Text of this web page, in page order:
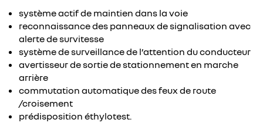
système actif de maintien dans la voie​
reconnaissance des panneaux de signalisation avec
alerte de survitesse​
système de surveillance de l’attention du conducteur​
avertisseur de sortie de stationnement en marche
arrière​
commutation automatique des feux de route
/croisement
prédisposition éthylotest.